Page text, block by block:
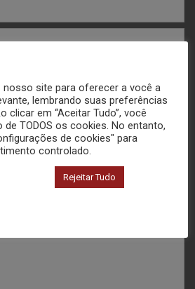
site para oferecer a você a
lembrando suas preferências
clicar em “Aceitar Tudo”, você
TODOS os cookies. No entanto,
de cookies" para
controlado.
Rejeitar Tudo